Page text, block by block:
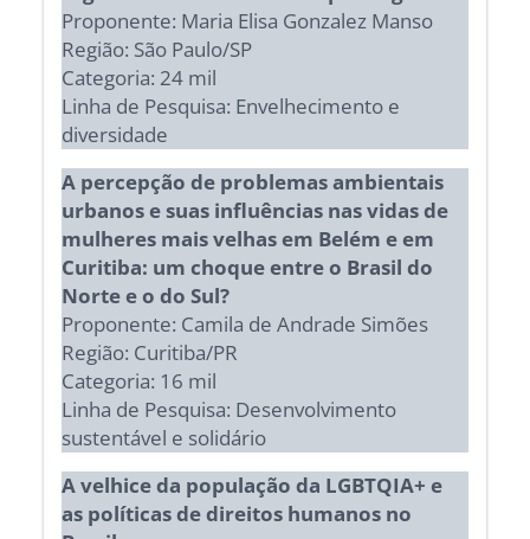
Proponente: Maria Elisa Gonzalez Manso
Região: São Paulo/SP
Categoria: 24 mil
Linha de Pesquisa: Envelhecimento e
diversidade
A percepção de problemas ambientais
urbanos e suas influências nas vidas de
mulheres mais velhas em Belém e em
Curitiba: um choque entre o Brasil do
Norte e o do Sul?
Proponente: Camila de Andrade Simões
Região: Curitiba/PR
Categoria: 16 mil
Linha de Pesquisa: Desenvolvimento
sustentável e solidário
A velhice da população da LGBTQIA+ e
as políticas de direitos humanos no